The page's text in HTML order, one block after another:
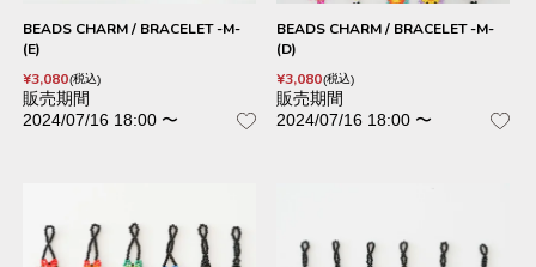
BEADS CHARM / BRACELET -M-
(E)
¥3,080 税込
販売期間
2024/07/16 18:00 〜
BEADS CHARM / BRACELET -M-
(D)
¥3,080 税込
販売期間
2024/07/16 18:00 〜